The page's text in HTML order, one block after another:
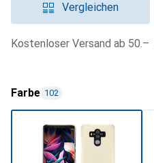
Vergleichen
Kostenloser Versand ab 50.–
Farbe 102